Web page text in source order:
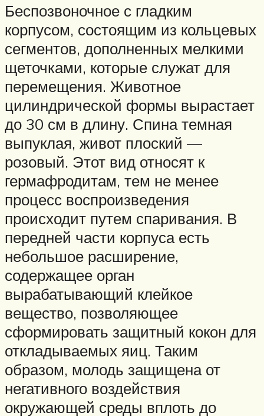
Беспозвоночное с гладким
корпусом, состоящим из кольцевых
сегментов, дополненных мелкими
щеточками, которые служат для
перемещения. Животное
цилиндрической формы вырастает
до 30 см в длину. Спина темная
выпуклая, живот плоский —
розовый. Этот вид относят к
гермафродитам, тем не менее
процесс воспроизведения
происходит путем спаривания. В
передней части корпуса есть
небольшое расширение,
содержащее орган
вырабатывающий клейкое
вещество, позволяющее
сформировать защитный кокон для
откладываемых яиц. Таким
образом, молодь защищена от
негативного воздействия
окружающей среды вплоть до